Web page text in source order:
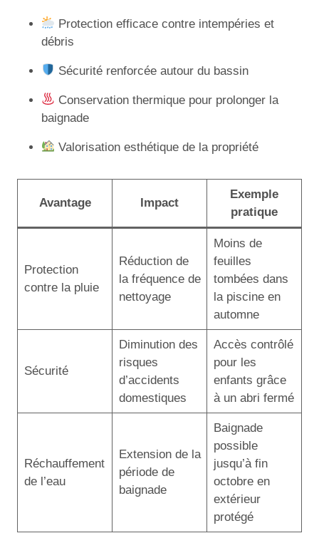
Protection efficace contre intempéries et
débris
Sécurité renforcée autour du bassin
Conservation thermique pour prolonger la
baignade
Valorisation esthétique de la propriété
Avantage Impact
Exemple
pratique
Protection
contre la pluie
Réduction de
la fréquence de
nettoyage
Moins de
feuilles
tombées dans
la piscine en
automne
Sécurité
Diminution des
risques
d’accidents
domestiques
Accès contrôlé
pour les
enfants grâce
à un abri fermé
Réchauffement
de l’eau
Extension de la
période de
baignade
Baignade
possible
jusqu’à fin
octobre en
extérieur
protégé